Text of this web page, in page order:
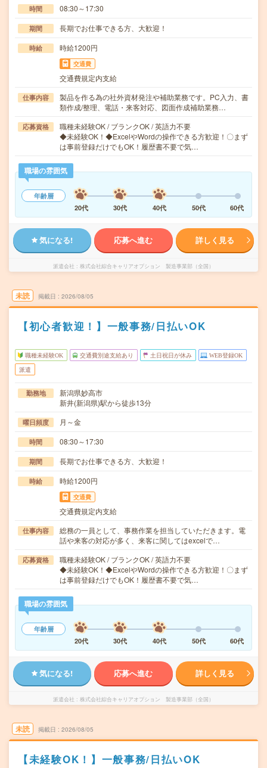
時間 08:30～17:30
期間 長期でお仕事できる方、大歓迎！
時給 時給1200円
交通費
交通費規定内支給
仕事内容
製品を作る為の社外資材発注や補助業務です。PC入力、書
類作成/整理、電話・来客対応、図面作成補助業務…
応募資格
職種未経験OK / ブランクOK / 英語力不要
◆未経験OK！◆ExcelやWordの操作できる方歓迎！〇まず
は事前登録だけでもOK！履歴書不要で気…
職場の雰囲気
年齢層
20代
30代 40代 50代 60代
気になる! 応募へ進む 詳しく見る
派遣会社 株式会社綜合キャリアオプション 製造事業部（全国）
未読 掲載日 2026/08/05
【初心者歓迎！】一般事務/日払いOK
職種未経験OK 交通費別途支給あり 土日祝日が休み WEB登録OK
派遣
勤務地
新潟県妙高市
新井(新潟県)駅から徒歩13分
曜日頻度 月～金
時間 08:30～17:30
期間 長期でお仕事できる方、大歓迎！
時給 時給1200円
交通費
交通費規定内支給
仕事内容
総務の一員として、事務作業を担当していただきます。電
話や来客の対応が多く、来客に関してはexcelで…
応募資格
職種未経験OK / ブランクOK / 英語力不要
◆未経験OK！◆ExcelやWordの操作できる方歓迎！〇まず
は事前登録だけでもOK！履歴書不要で気…
職場の雰囲気
年齢層
20代
30代 40代 50代 60代
気になる! 応募へ進む 詳しく見る
派遣会社 株式会社綜合キャリアオプション 製造事業部（全国）
未読 掲載日 2026/08/05
【未経験OK！】一般事務/日払いOK